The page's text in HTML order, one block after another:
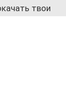
твои